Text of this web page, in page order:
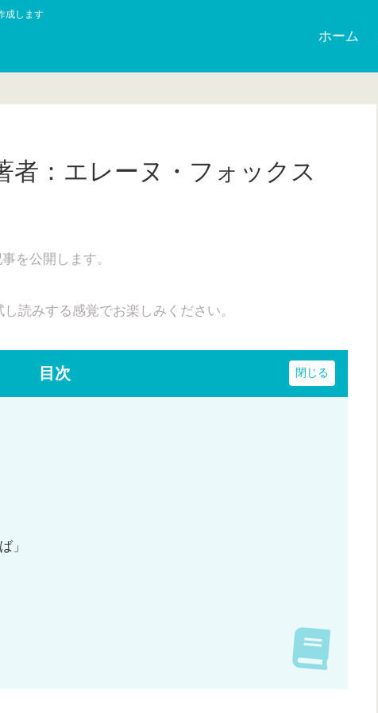
成します
ホーム
者：エレーヌ・フォックス
を公開します。
読みする感覚でお楽しみください。
目次
」